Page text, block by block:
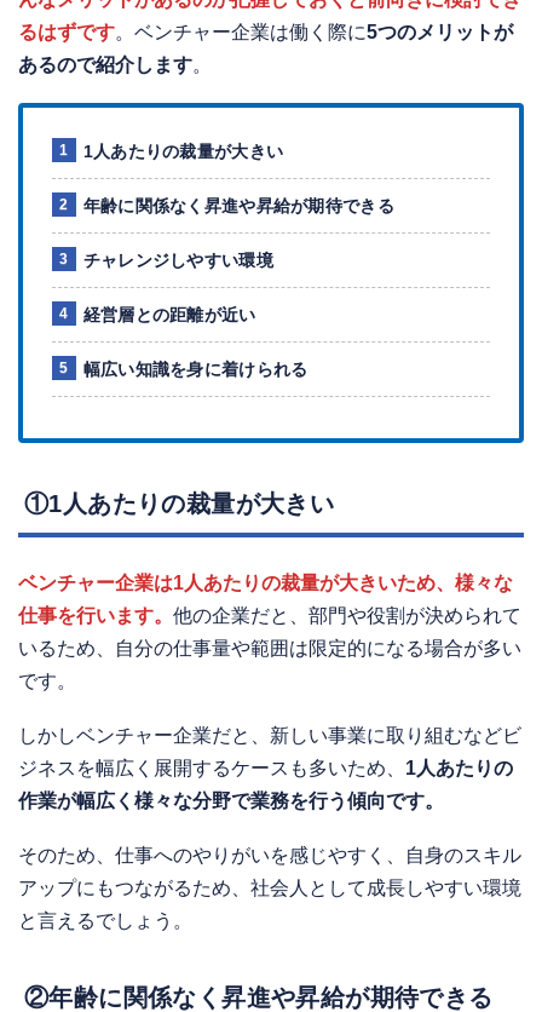
るはずです。ベンチャー企業は働く際に5つのメリットが
あるので紹介します。
1人あたりの裁量が大きい
年齢に関係なく昇進や昇給が期待できる
チャレンジしやすい環境
経営層との距離が近い
幅広い知識を身に着けられる
①1人あたりの裁量が大きい
ベンチャー企業は1人あたりの裁量が大きいため、様々な
仕事を行います。 他の企業だと、部門や役割が決められて
いるため、自分の仕事量や範囲は限定的になる場合が多い
です。
しかしベンチャー企業だと、新しい事業に取り組むなどビ
ジネスを幅広く展開するケースも多いため、 1人あたりの
作業が幅広く様々な分野で業務を行う傾向です。
そのため、仕事へのやりがいを感じやすく、自身のスキル
アップにもつながるため、社会人として成長しやすい環境
と言えるでしょう。
②年齢に関係なく昇進や昇給が期待できる